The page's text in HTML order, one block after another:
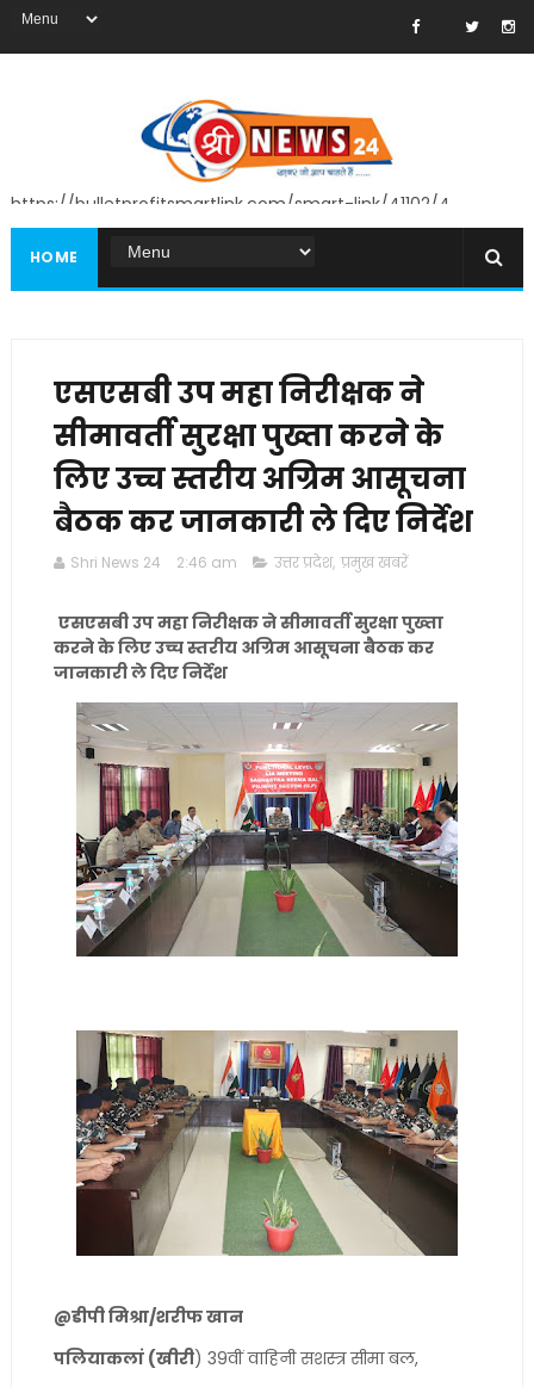
https://bulletprofitsmartlink.com/smart-link/41102/4
HOME
एसएसबी उप महा निरीक्षक ने
सीमावर्ती सुरक्षा पुख्ता करने के
लिए उच्च स्तरीय अग्रिम आसूचना
बैठक कर जानकारी ले दिए निर्देश
Shri News 24 2:46 am उत्तर प्रदेश, प्रमुख खबरें
एसएसबी उप महा निरीक्षक ने सीमावर्ती सुरक्षा पुख्ता
करने के लिए उच्च स्तरीय अग्रिम आसूचना बैठक कर
जानकारी ले दिए निर्देश
@डीपी मिश्रा/शरीफ खान
पलियाकलां (खीरी) 39वीं वाहिनी सशस्त्र सीमा बल,